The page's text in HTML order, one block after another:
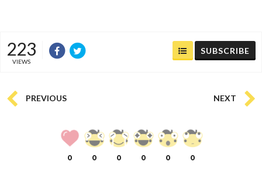
223
VIEWS
SUBSCRIBE
PREVIOUS NEXT
0 0 0 0 0 0